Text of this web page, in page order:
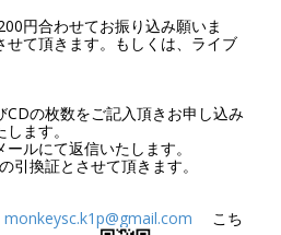
円合わせてお振り込み願いま
せて頂きます。もしくは、ライブ
CDの枚数をご記入頂きお申し込み
ます。
ルにて返信いたします。
引換証とさせて頂きます。
monkeysc.k1p@gmail.com こち